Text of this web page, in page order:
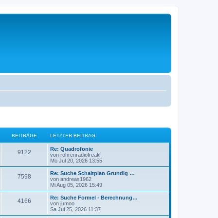
BEITRÄGE LETZTER BEITRAG
9122
t
ä
L
e
t
z
t
e
r
e
i
t
r
Re: Quadrofonie
von röhrenradiofreak
Mo Jul 20, 2026 13:55
7598
t
L
e
t
z
t
e
r
Re: Suche Schaltplan Grundig …
von andreas1962
Mi Aug 05, 2026 15:49
4166
L
e
t
z
Re: Suche Formel - Berechnung…
von jumoo
Sa Jul 25, 2026 11:37